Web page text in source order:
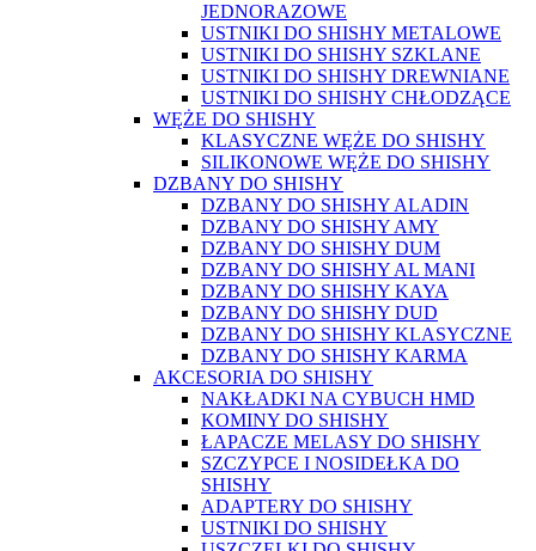
JEDNORAZOWE
USTNIKI DO SHISHY METALOWE
USTNIKI DO SHISHY SZKLANE
USTNIKI DO SHISHY DREWNIANE
USTNIKI DO SHISHY CHŁODZĄCE
WĘŻE DO SHISHY
KLASYCZNE WĘŻE DO SHISHY
SILIKONOWE WĘŻE DO SHISHY
DZBANY DO SHISHY
DZBANY DO SHISHY ALADIN
DZBANY DO SHISHY AMY
DZBANY DO SHISHY DUM
DZBANY DO SHISHY AL MANI
DZBANY DO SHISHY KAYA
DZBANY DO SHISHY DUD
DZBANY DO SHISHY KLASYCZNE
DZBANY DO SHISHY KARMA
AKCESORIA DO SHISHY
NAKŁADKI NA CYBUCH HMD
KOMINY DO SHISHY
ŁAPACZE MELASY DO SHISHY
SZCZYPCE I NOSIDEŁKA DO
SHISHY
ADAPTERY DO SHISHY
USTNIKI DO SHISHY